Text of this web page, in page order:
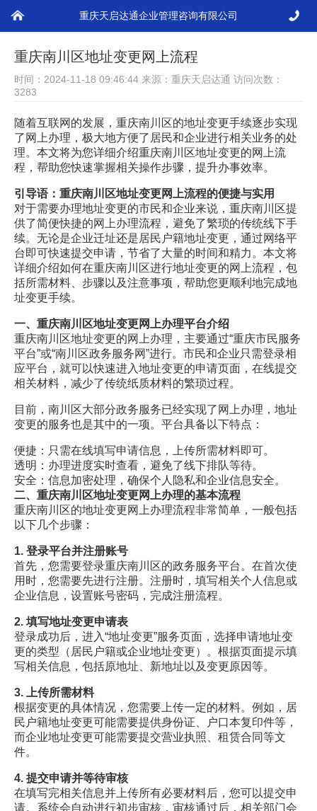
重庆天启达通企业管理咨询有限公司
您现在的位置： 天启达通>公司变更
重庆南川区地址变更网上流程
时间：2024-11-18 09:46:44 来源：重庆天启达通 访问次数：
3283
随着互联网的发展，重庆南川区的地址变更手续逐步实现
了网上办理，极大地方便了居民和企业进行相关业务的处
理。本文将为您详细介绍重庆南川区地址变更的网上流
程，帮助您快速掌握相关操作步骤，提升办事效率。
引导语：重庆南川区地址变更网上流程的便捷与实用
对于需要办理地址变更的市民和企业来说，重庆南川区提
供了简便快捷的网上办理流程，避免了繁琐的传统线下手
续。无论是企业迁址还是居民户籍地址变更，通过网络平
台即可快速提交申请，节省了大量的时间和精力。本文将
详细介绍如何在重庆南川区进行地址变更的网上流程，包
括所需材料、步骤以及注意事项，帮助您更顺利地完成地
址变更手续。
一、重庆南川区地址变更网上办理平台介绍
重庆南川区地址变更的网上办理，主要通过“重庆市民服务
平台”或“南川区政务服务网”进行。市民和企业只需登录相
应平台，就可以快速进入地址变更的申请页面，在线提交
相关材料，减少了传统纸质材料的繁琐过程。
目前，南川区大部分政务服务已经实现了网上办理，地址
变更的服务也是其中的一项。平台具备以下特点：
便捷：只需在线填写申请信息，上传所需材料即可。
透明：办理进度实时查看，避免了线下排队等待。
安全：信息加密处理，确保个人隐私和企业信息安全。
二、重庆南川区地址变更网上办理的基本流程
重庆南川区的地址变更网上办理流程非常简单，一般包括
以下几个步骤：
1. 登录平台并注册账号
首先，您需要登录重庆南川区的政务服务平台。在首次使
用时，您需要先进行注册。注册时，填写相关个人信息或
企业信息，设置账号密码，完成注册流程。
2. 填写地址变更申请表
登录成功后，进入“地址变更”服务页面，选择申请地址变
更的类型（居民户籍或企业地址变更）。根据页面提示填
写相关信息，包括原地址、新地址以及变更原因等。
3. 上传所需材料
根据变更的具体情况，您需要上传一定的材料。例如，居
民户籍地址变更可能需要提供身份证、户口本复印件等，
而企业地址变更可能需要提交营业执照、租赁合同等文
件。
4. 提交申请并等待审核
在填写完相关信息并上传所有必要材料后，您可以提交申
请。系统会自动进行初步审核，审核通过后，相关部门会